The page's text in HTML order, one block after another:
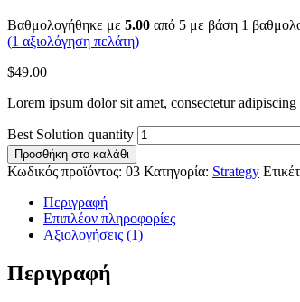
Βαθμολογήθηκε με 5.00 από 5 με βάση 1
(1 αξιολόγηση πελάτη)
$49.00
Lorem ipsum dolor sit amet, consectetur
Best Solution quantity
Προσθήκη στο καλάθι
Κωδικός προϊόντος: 03 Κατηγορία: Strategy
Περιγραφή
Επιπλέον πληροφορίες
Αξιολογήσεις (1)
Περιγραφή